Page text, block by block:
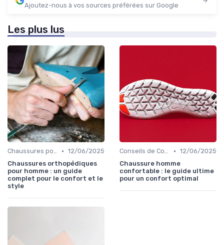
Ajoutez-nous à vos sources préférées sur Google
Les plus lus
Chaussures pour Conditions Spécifiques • 12/06/2025
Chaussures orthopédiques
pour homme : un guide
complet pour le confort et le
style
Conseils de Confort au Quotidien • 12/06/2025
Chaussure homme
confortable : le guide ultime
pour un confort optimal